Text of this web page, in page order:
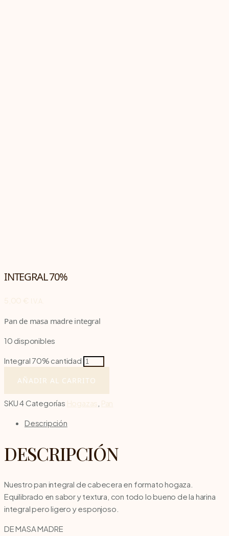
INTEGRAL 70%
5,00 € I.V.A.
Pan de masa madre integral
10 disponibles
Integral 70% cantidad
AÑADIR AL CARRITO
SKU4Categorías Hogazas Pan
Descripción
DESCRIPCIÓN
Nuestro pan integral de cabecera en formato hogaza.
Equilibrado en sabor y textura, con todo lo bueno de la harina
integral pero ligero y esponjoso.
DE MASA MADRE